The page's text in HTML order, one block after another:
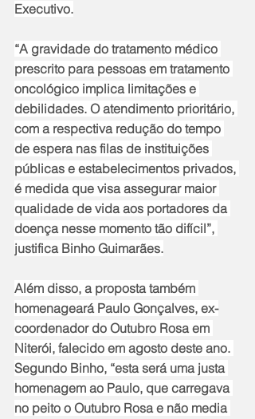
Executivo.
“A gravidade do tratamento médico
prescrito para pessoas em tratamento
oncológico implica limitações e
debilidades. O atendimento prioritário,
com a respectiva redução do tempo
de espera nas filas de instituições
públicas e estabelecimentos privados,
é medida que visa assegurar maior
qualidade de vida aos portadores da
doença nesse momento tão difícil”,
justifica Binho Guimarães.
Além disso, a proposta também
homenageará Paulo Gonçalves, ex-
coordenador do Outubro Rosa em
Niterói, falecido em agosto deste ano.
Segundo Binho, “esta será uma justa
homenagem ao Paulo, que carregava
no peito o Outubro Rosa e não media